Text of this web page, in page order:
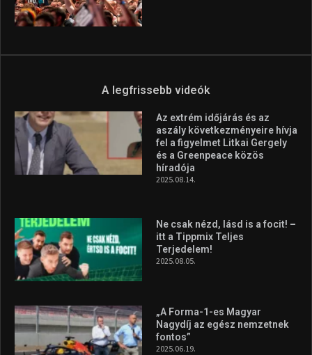
A legfrissebb videók
Az extrém időjárás és az
aszály következményeire hívja
fel a figyelmet Litkai Gergely
és a Greenpeace közös
híradója
2025.08.14.
Ne csak nézd, lásd is a focit! –
itt a Tippmix Teljes
Terjedelem!
2025.08.05.
„A Forma-1-es Magyar
Nagydíj az egész nemzetnek
fontos”
2025.06.19.